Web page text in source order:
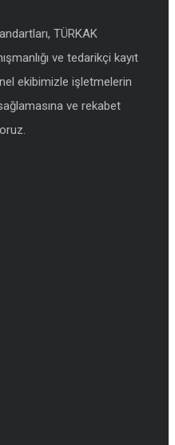
TÜRKAK
ve tedarikçi kayıt
ekibimizle işletmelerin
ve rekabet